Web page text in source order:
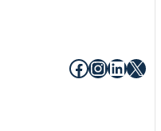
Facebook
X